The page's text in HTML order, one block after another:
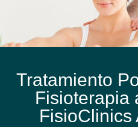
Tratamiento
Fisioterapia
FisioClinics